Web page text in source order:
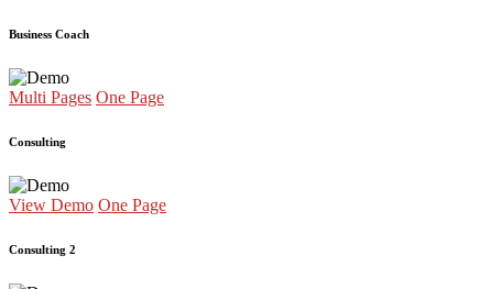
Business Coach
Multi Pages One Page
Consulting
View Demo One Page
Consulting 2